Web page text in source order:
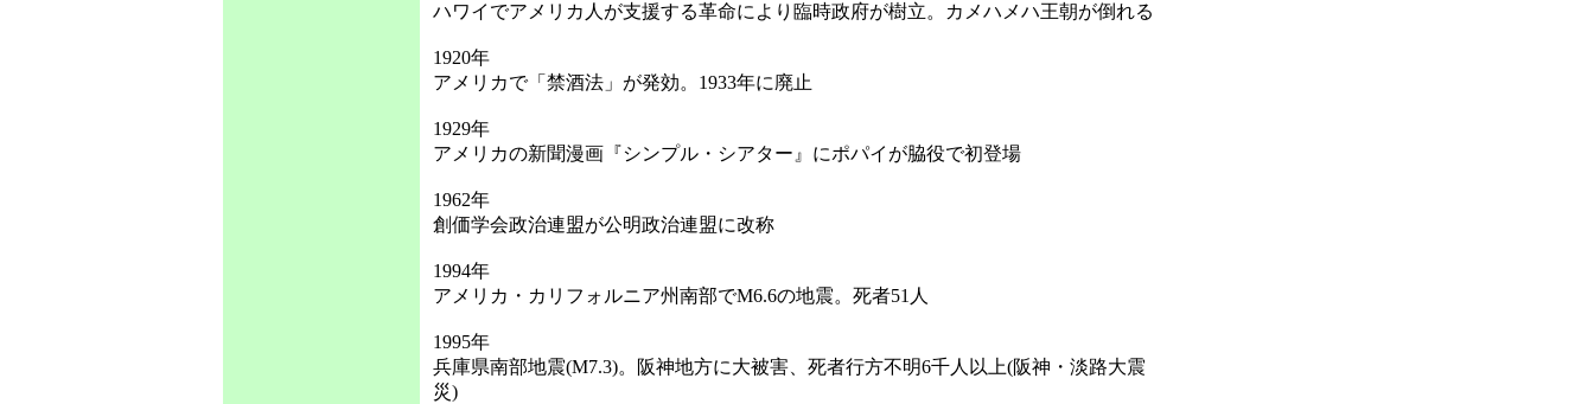
ハワイでアメリカ人が支援する革命により臨時政府が樹立。カメハメハ王朝が倒れる
1920年
アメリカで「禁酒法」が発効。1933年に廃止
1929年
アメリカの新聞漫画『シンプル・シアター』にポパイが脇役で初登場
1962年
創価学会政治連盟が公明政治連盟に改称
1994年
アメリカ・カリフォルニア州南部でM6.6の地震。死者51人
1995年
兵庫県南部地震(M7.3)。阪神地方に大被害、死者行方不明6千人以上(阪神・淡路大震
災)